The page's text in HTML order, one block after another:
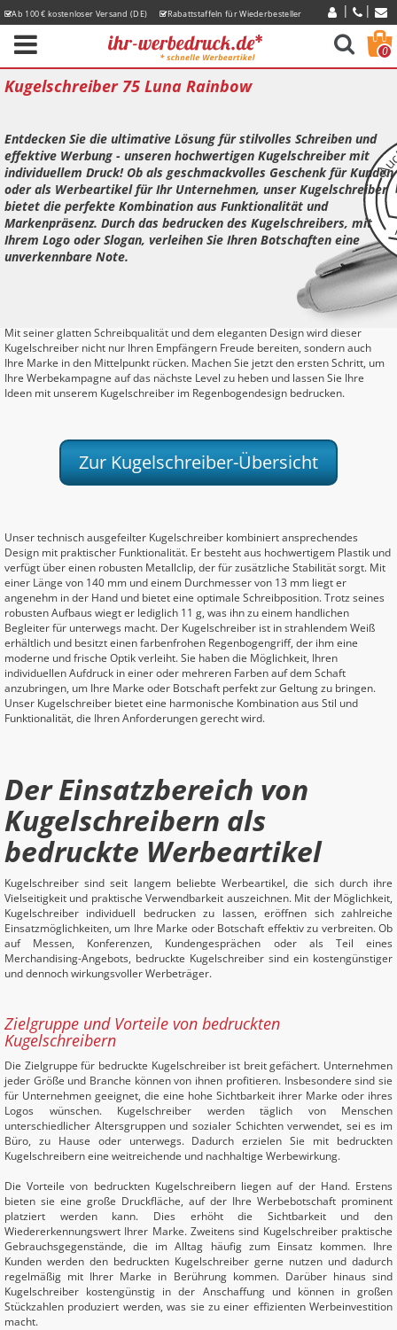
Ab 100 € kostenloser Versand (DE)
Rabattstaffeln für Wiederbesteller
0
Kugelschreiber 75 Luna Rainbow
Entdecken Sie die ultimative Lösung für stilvolles Schreiben und
effektive Werbung - unseren hochwertigen Kugelschreiber mit
individuellem Druck! Ob als geschmackvolles Geschenk für Kunden
oder als Werbeartikel für Ihr Unternehmen, unser Kugelschreiber
bietet die perfekte Kombination aus Funktionalität und
Markenpräsenz. Durch das bedrucken des Kugelschreibers, mit
Ihrem Logo oder Slogan, verleihen Sie Ihren Botschaften eine
unverkennbare Note.
Mit seiner glatten Schreibqualität und dem eleganten Design wird dieser
Kugelschreiber nicht nur Ihren Empfängern Freude bereiten, sondern auch
Ihre Marke in den Mittelpunkt rücken. Machen Sie jetzt den ersten Schritt, um
Ihre Werbekampagne auf das nächste Level zu heben und lassen Sie Ihre
Ideen mit unserem Kugelschreiber im Regenbogendesign bedrucken.
Zur Kugelschreiber-Übersicht
Unser technisch ausgefeilter Kugelschreiber kombiniert ansprechendes
Design mit praktischer Funktionalität. Er besteht aus hochwertigem Plastik und
verfügt über einen robusten Metallclip, der für zusätzliche Stabilität sorgt. Mit
einer Länge von 140 mm und einem Durchmesser von 13 mm liegt er
angenehm in der Hand und bietet eine optimale Schreibposition. Trotz seines
robusten Aufbaus wiegt er lediglich 11 g, was ihn zu einem handlichen
Begleiter für unterwegs macht. Der Kugelschreiber ist in strahlendem Weiß
erhältlich und besitzt einen farbenfrohen Regenbogengriff, der ihm eine
moderne und frische Optik verleiht. Sie haben die Möglichkeit, Ihren
individuellen Aufdruck in einer oder mehreren Farben auf dem Schaft
anzubringen, um Ihre Marke oder Botschaft perfekt zur Geltung zu bringen.
Unser Kugelschreiber bietet eine harmonische Kombination aus Stil und
Funktionalität, die Ihren Anforderungen gerecht wird.
Der Einsatzbereich von
Kugelschreibern als
bedruckte Werbeartikel
Kugelschreiber sind seit langem beliebte Werbeartikel, die sich durch ihre
Vielseitigkeit und praktische Verwendbarkeit auszeichnen. Mit der Möglichkeit,
Kugelschreiber individuell bedrucken zu lassen, eröffnen sich zahlreiche
Einsatzmöglichkeiten, um Ihre Marke oder Botschaft effektiv zu verbreiten. Ob
auf Messen, Konferenzen, Kundengesprächen oder als Teil eines
Merchandising-Angebots, bedruckte Kugelschreiber sind ein kostengünstiger
und dennoch wirkungsvoller Werbeträger.
Zielgruppe und Vorteile von bedruckten
Kugelschreibern
Die Zielgruppe für bedruckte Kugelschreiber ist breit gefächert. Unternehmen
jeder Größe und Branche können von ihnen profitieren. Insbesondere sind sie
für Unternehmen geeignet, die eine hohe Sichtbarkeit ihrer Marke oder ihres
Logos wünschen. Kugelschreiber werden täglich von Menschen
unterschiedlicher Altersgruppen und sozialer Schichten verwendet, sei es im
Büro, zu Hause oder unterwegs. Dadurch erzielen Sie mit bedruckten
Kugelschreibern eine weitreichende und nachhaltige Werbewirkung.
Die Vorteile von bedruckten Kugelschreibern liegen auf der Hand. Erstens
bieten sie eine große Druckfläche, auf der Ihre Werbebotschaft prominent
platziert werden kann. Dies erhöht die Sichtbarkeit und den
Wiedererkennungswert Ihrer Marke. Zweitens sind Kugelschreiber praktische
Gebrauchsgegenstände, die im Alltag häufig zum Einsatz kommen. Ihre
Kunden werden den bedruckten Kugelschreiber gerne nutzen und dadurch
regelmäßig mit Ihrer Marke in Berührung kommen. Darüber hinaus sind
Kugelschreiber kostengünstig in der Anschaffung und können in großen
Stückzahlen produziert werden, was sie zu einer effizienten Werbeinvestition
macht.